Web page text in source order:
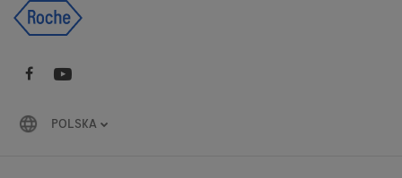
POLSKA